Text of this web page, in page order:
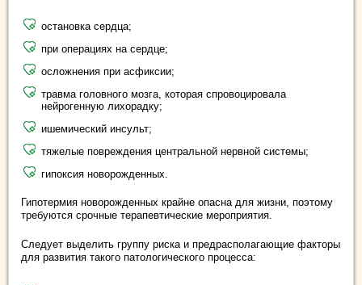
остановка сердца;
при операциях на сердце;
осложнения при асфиксии;
травма головного мозга, которая спровоцировала
нейрогенную лихорадку;
ишемический инсульт;
тяжелые повреждения центральной нервной системы;
гипоксия новорожденных.
Гипотермия новорожденных крайне опасна для жизни, поэтому
требуются срочные терапевтические мероприятия.
Следует выделить группу риска и предрасполагающие факторы
для развития такого патологического процесса: